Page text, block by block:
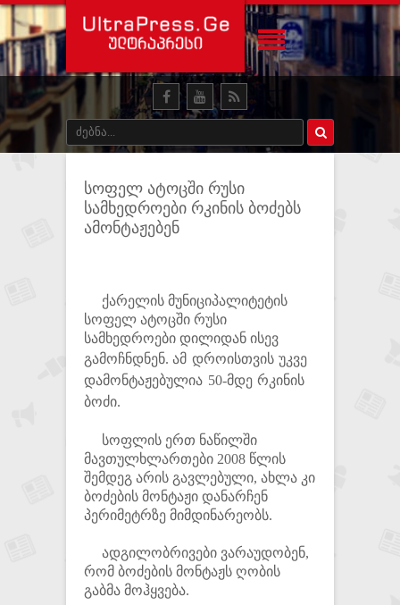
სოფელ ატოცში რუსი
სამხედროები რკინის ბოძებს
ამონტაჟებენ
ქარელის მუნიციპალიტეტის
სოფელ ატოცში რუსი
სამხედროები დილიდან ისევ
გამოჩნდნენ. ამ დროისთვის უკვე
დამონტაჟებულია 50-მდე რკინის
ბოძი.
სოფლის ერთ ნაწილში
მავთულხლართები 2008 წლის
შემდეგ არის გავლებული, ახლა კი
ბოძების მონტაჟი დანარჩენ
პერიმეტრზე მიმდინარეობს.
ადგილობრივები ვარაუდობენ,
რომ ბოძების მონტაჟს ღობის
გაბმა მოჰყვება.